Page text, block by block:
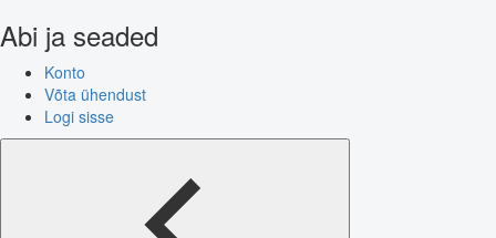
Abi ja seaded
Konto
Võta ühendust
Logi sisse